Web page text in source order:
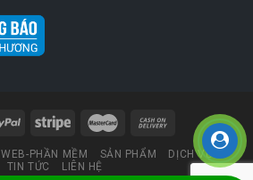
WEB-PHẦN MỀM SẢN PHẨM
DỊCH VỤ
TIN TỨC
LIÊN HỆ